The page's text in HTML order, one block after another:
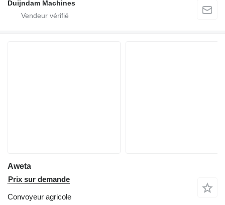
Duijndam Machines
Aweta
Prix sur demande
Convoyeur agricole